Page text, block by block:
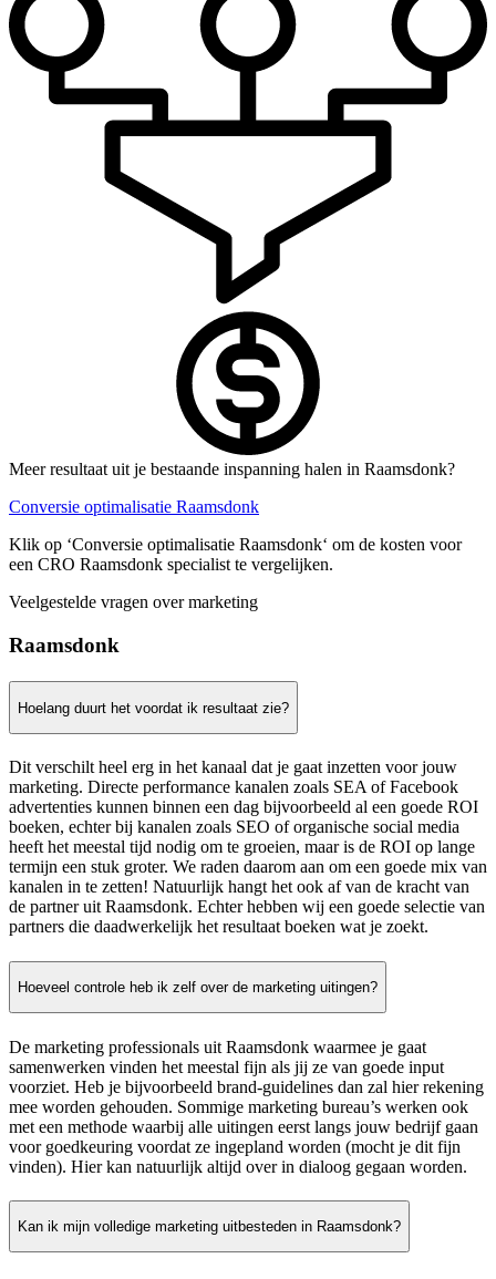
Meer resultaat uit je bestaande inspanning halen in Raamsdonk?
Conversie optimalisatie Raamsdonk
Klik op ‘Conversie optimalisatie Raamsdonk‘ om de kosten voor
een CRO Raamsdonk specialist te vergelijken.
Veelgestelde vragen over marketing
Raamsdonk
Hoelang duurt het voordat ik resultaat zie?
Dit verschilt heel erg in het kanaal dat je gaat inzetten voor jouw
marketing. Directe performance kanalen zoals SEA of Facebook
advertenties kunnen binnen een dag bijvoorbeeld al een goede ROI
boeken, echter bij kanalen zoals SEO of organische social media
heeft het meestal tijd nodig om te groeien, maar is de ROI op lange
termijn een stuk groter. We raden daarom aan om een goede mix van
kanalen in te zetten! Natuurlijk hangt het ook af van de kracht van
de partner uit Raamsdonk. Echter hebben wij een goede selectie van
partners die daadwerkelijk het resultaat boeken wat je zoekt.
Hoeveel controle heb ik zelf over de marketing uitingen?
De marketing professionals uit Raamsdonk waarmee je gaat
samenwerken vinden het meestal fijn als jij ze van goede input
voorziet. Heb je bijvoorbeeld brand-guidelines dan zal hier rekening
mee worden gehouden. Sommige marketing bureau’s werken ook
met een methode waarbij alle uitingen eerst langs jouw bedrijf gaan
voor goedkeuring voordat ze ingepland worden (mocht je dit fijn
vinden). Hier kan natuurlijk altijd over in dialoog gegaan worden.
Kan ik mijn volledige marketing uitbesteden in Raamsdonk?